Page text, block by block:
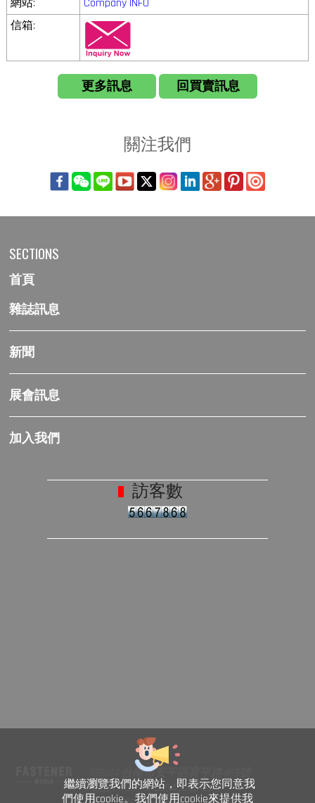
繼續瀏覽我們的網站，即表示您同意我
們使用cookie。我們使用cookie來提供我
信箱:
更多訊息 回買賣訊息
關注我們
SECTIONS
首頁
雜誌訊息
新聞
展會訊息
加入我們
訪客數
708014 台南市安平區育平路469號
電話 : +886-6-2954000(Rep.)